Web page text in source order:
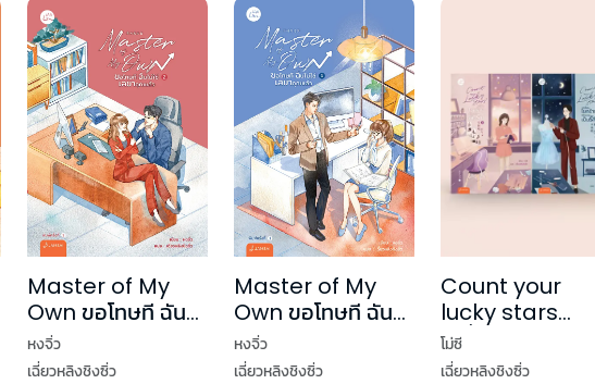
Master of My
Own ขอโทษที ฉัน
ไม่ใช่เลขาคุณแล้ว
เล่ม 2
หงจิ่ว
เฉี่ยวหลิงชิงซิ่ว
Master of My
Own ขอโทษที ฉัน
ไม่ใช่เลขาคุณแล้ว
เล่ม 1
หงจิ่ว
เฉี่ยวหลิงชิงซิ่ว
Count your
lucky stars
เปลี่ยนโชคร้ายให้
กลายเป็นรัก เล่ม 1-
โม่ซี
เฉี่ยวหลิงชิงซิ่ว